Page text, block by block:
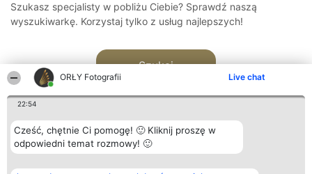
ORŁY Fotografii Live chat
22:54
Cześć, chętnie Ci pomogę! 🙂 Kliknij proszę w
odpowiedni temat rozmowy! 🙂
Szukasz specjalisty w pobliżu Ciebie? Sprawdź naszą
wyszukiwarkę. Korzystaj tylko z usług najlepszych!
Szukaj
Organizator plebiscytu Plebiscyt Kontakt